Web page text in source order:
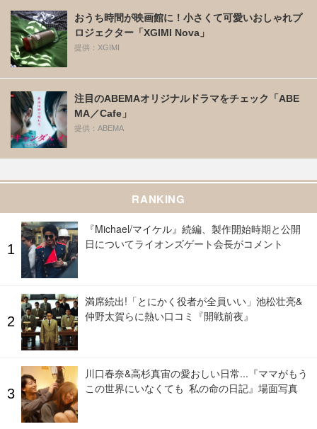
おうち時間が映画館に！小さくて可愛いおしゃれプ
ロジェクター「XGIMI Nova」
提供：XGIMI
注目のABEMAオリジナルドラマをチェック「ABE
MA／Cafe」
提供：ABEMA
RANKING
『Michael/マイケル』続編、製作開始時期と公開
日についてライオンズゲート会長がコメント
満席続出!「とにかく役者が全員いい」池松壮亮&
仲野太賀らに熱い口コミ『開戦前夜』
川口春奈&高杉真宙の愛おしい日常...『ママがもう
この世界にいなくても 私の命の日記』場面写真